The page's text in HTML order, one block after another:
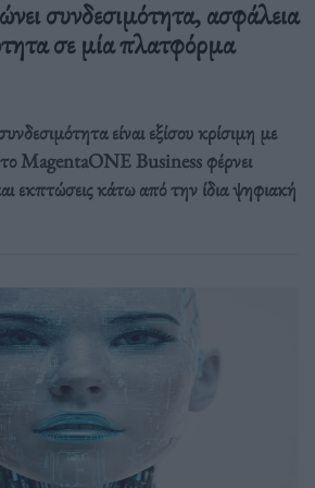
συνδεσιμότητα, ασφάλεια
σε μία πλατφόρμα
είναι εξίσου κρίσιμη με
MagentaONE Business φέρνει
εκπτώσεις κάτω από την ίδια ψηφιακή